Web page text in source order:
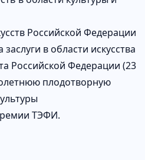
Российской Федерации
в области искусства
Российской Федерации (23
плодотворную
ТЭФИ.